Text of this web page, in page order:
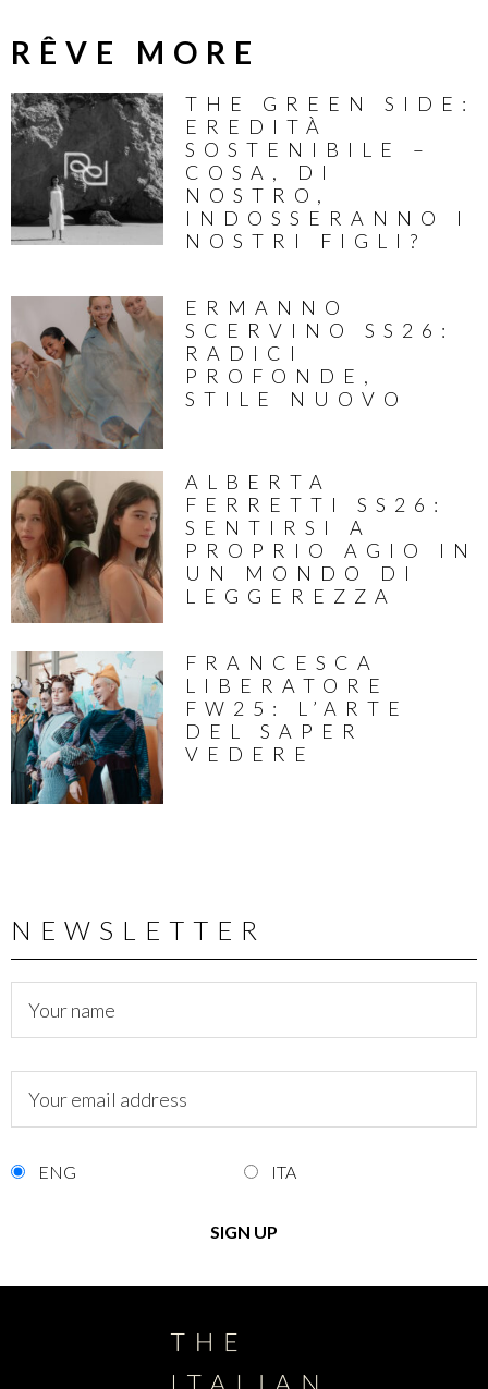
RÊVE MORE
THE GREEN SIDE:
EREDITÀ
SOSTENIBILE –
COSA, DI
NOSTRO,
INDOSSERANNO I
NOSTRI FIGLI?
ERMANNO
SCERVINO SS26:
RADICI
PROFONDE,
STILE NUOVO
ALBERTA
FERRETTI SS26:
SENTIRSI A
PROPRIO AGIO IN
UN MONDO DI
LEGGEREZZA
FRANCESCA
LIBERATORE
FW25: L’ARTE
DEL SAPER
VEDERE
NEWSLETTER
ENG ITA